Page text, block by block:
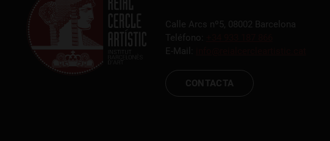
Calle Arcs nº5, 08002 Barcelona
Teléfono:
E-Mail:
CONTACTA